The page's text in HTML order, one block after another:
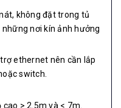
không đặt trong tủ
nơi kín ảnh hưởng
ethernet nên cần lắp
switch.
> 2.5m và < 7m.